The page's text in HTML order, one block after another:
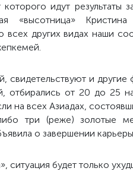
идут результаты
«высотница»
других видах наши
свидетельствуют и
от 20 до 25
на всех Азиадах,
либо три (реже) золотые
о завершении
ситуация будет только